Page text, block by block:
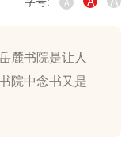
A
麓书院是让人
院中念书又是